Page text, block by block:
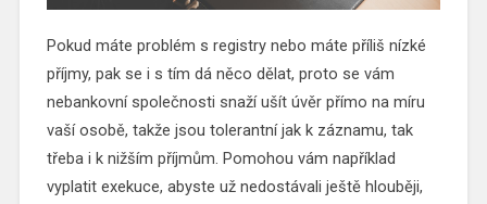
Pokud máte problém s registry nebo máte příliš nízké
příjmy, pak se i s tím dá něco dělat, proto se vám
nebankovní společnosti snaží ušít úvěr přímo na míru
vaší osobě, takže jsou tolerantní jak k záznamu, tak
třeba i k nižším příjmům. Pomohou vám například
vyplatit exekuce, abyste už nedostávali ještě hlouběji,